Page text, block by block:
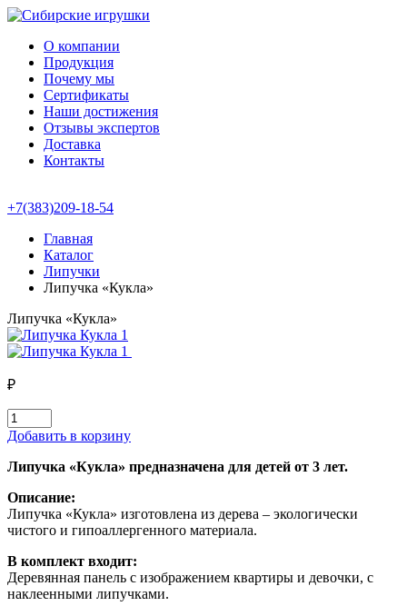
О компании
Продукция
Почему мы
Сертификаты
Наши достижения
Отзывы экспертов
Доставка
Контакты
+7(383)209-18-54
Главная
Каталог
Липучки
Липучка «Кукла»
Липучка «Кукла»
₽
Добавить в корзину
Липучка «Кукла» предназначена для детей от 3 лет.
Описание:
Липучка «Кукла» изготовлена из дерева – экологически
чистого и гипоаллергенного материала.
В комплект входит:
Деревянная панель с изображением квартиры и девочки, с
наклеенными липучками.